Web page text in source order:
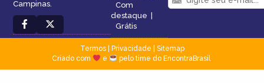
Campinas.
Com
destaque |
Grátis
Termos| Privacidade
Sitemap
Criado com
e pelo time do EncontraBrasil